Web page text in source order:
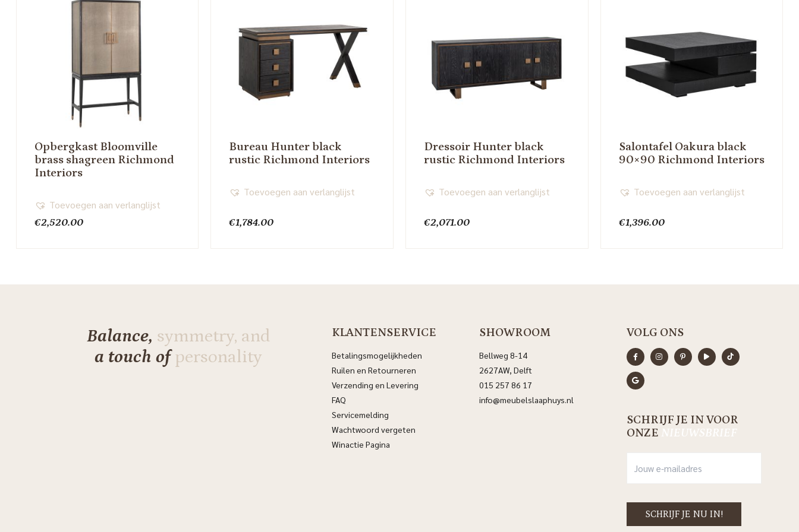
Opbergkast Bloomville
brass shagreen Richmond
Interiors
€2,520.00
Toevoegen aan verlanglijst
Bureau Hunter black
rustic Richmond Interiors
€1,784.00
Toevoegen aan verlanglijst
Dressoir Hunter black
rustic Richmond Interiors
€2,071.00
Toevoegen aan verlanglijst
Salontafel Oakura black
90×90 Richmond Interiors
€1,396.00
Toevoegen aan verlanglijst
Balance, symmetry, and
a touch ofpersonality
KLANTENSERVICE
Betalingsmogelijkheden
Ruilen en Retourneren
Verzending en Levering
FAQ
Servicemelding
Wachtwoord vergeten
Winactie Pagina
SHOWROOM
Bellweg 8-14
2627AW, Delft
015 257 86 17
info@meubelslaaphuys.nl
VOLG ONS
SCHRIJF JE IN VOOR
ONZE NIEUWSBRIEF